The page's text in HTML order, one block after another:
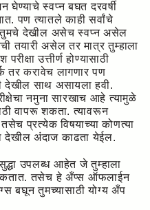
स्वप्न बघत दरवर्षी
पण त्यातले काही सर्वांचे
तुमचे देखील असेच स्वप्न असेल
तयारी असेल तर मात्र तुम्हाला
उत्तीर्ण होण्यासाठी
तर करावेच लागणार पण
देखील साथ असायला हवी.
नमुना सारखाच आहे त्यामुळे
वापरू शकता. त्यावरून
प्रत्येक विषयाच्या कोणत्या
देखील अंदाज काढता येईल.
उपलब्ध आहेत जे तुम्हाला
तसेच हे अँप्स ऑफलाईन
बघून तुमच्यासाठी योग्य अँप